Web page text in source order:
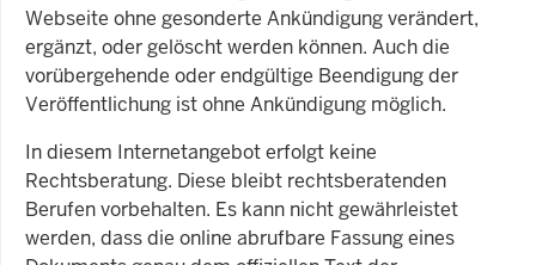
Webseite ohne gesonderte Ankündigung verändert,
ergänzt, oder gelöscht werden können. Auch die
vorübergehende oder endgültige Beendigung der
Veröffentlichung ist ohne Ankündigung möglich.
In diesem Internetangebot erfolgt keine
Rechtsberatung. Diese bleibt rechtsberatenden
Berufen vorbehalten. Es kann nicht gewährleistet
werden, dass die online abrufbare Fassung eines